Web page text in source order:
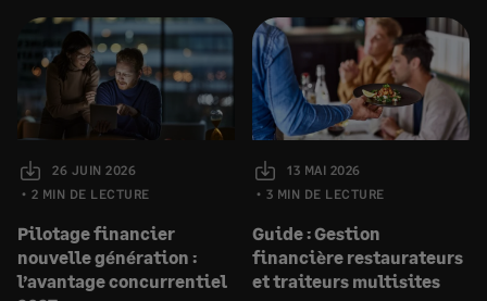
26 JUIN 2026
2 MIN DE LECTURE
Pilotage financier
nouvelle génération :
l’avantage concurrentiel
13 MAI 2026
3 MIN DE LECTURE
Guide : Gestion
financière restaurateurs
et traiteurs multisites